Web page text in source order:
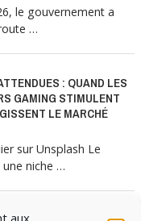
aux
le gouvernement a
…
: QUAND LES
GAMING STIMULENT
LE MARCHÉ
sur Unsplash Le
une niche …